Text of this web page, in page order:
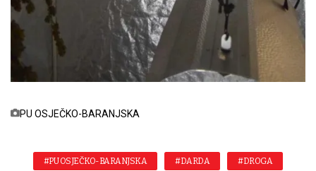
PU OSJEČKO-BARANJSKA
#PU OSJEČKO-BARANJSKA #DARDA #DROGA